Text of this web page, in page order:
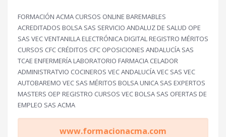
FORMACIÓN ACMA CURSOS ONLINE BAREMABLES
ACREDITADOS BOLSA SAS SERVICIO ANDALUZ DE SALUD OPE
SAS VEC VENTANILLA ELECTRÓNICA DIGITAL REGISTRO MÉRITOS
CURSOS CFC CRÉDITOS CFC OPOSICIONES ANDALUCÍA SAS
TCAE ENFERMERÍA LABORATORIO FARMACIA CELADOR
ADMINISTRATVIO COCINEROS VEC ANDALUCÍA VEC SAS VEC
AUTOBAREMO VEC SAS MÉRITOS BOLSA UNICA SAS EXPERTOS
MASTERS OEP REGISTRO CURSOS VEC BOLSA SAS OFERTAS DE
EMPLEO SAS ACMA
www.formacionacma.com